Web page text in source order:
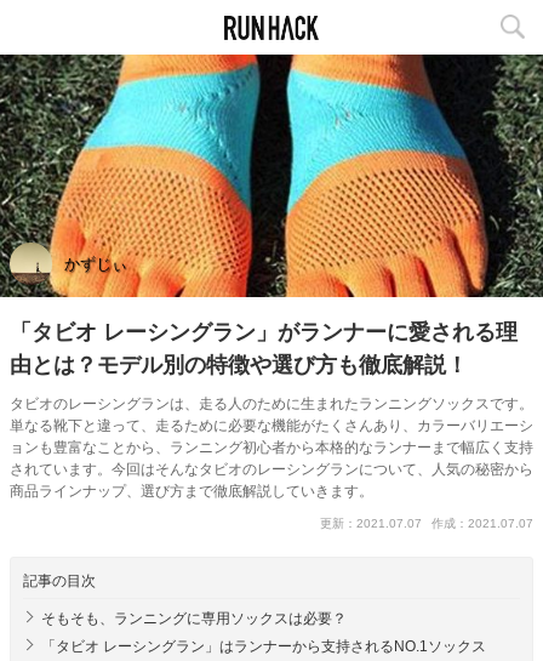
かずじぃ
「タビオ レーシングラン」がランナーに愛される理
由とは？モデル別の特徴や選び方も徹底解説！
タビオのレーシングランは、走る人のために生まれたランニングソックスです。
単なる靴下と違って、走るために必要な機能がたくさんあり、カラーバリエーシ
ョンも豊富なことから、ランニング初心者から本格的なランナーまで幅広く支持
されています。今回はそんなタビオのレーシングランについて、人気の秘密から
商品ラインナップ、選び方まで徹底解説していきます。
更新：2021.07.07 作成：2021.07.07
記事の目次
そもそも、ランニングに専用ソックスは必要？
「タビオ レーシングラン」はランナーから支持されるNO.1ソックス